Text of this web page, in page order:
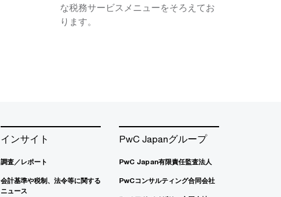
な税務サービスメニューをそろえてお
ります。
インサイト
調査／レポート
会計基準や税制、法令等に関する
ニュース
PwC Japanグループ
PwC Japan有限責任監査法人
PwCコンサルティング合同会社